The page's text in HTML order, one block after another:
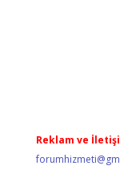
Reklam ve